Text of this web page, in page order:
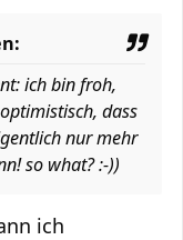
ich bin froh,
dass
nur mehr
so what? :-))
ich